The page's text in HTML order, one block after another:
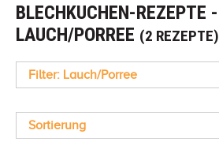
BLECHKUCHEN-REZEPTE -
LAUCH/PORREE (2 REZEPTE)
Filter: Lauch/Porree
Sortierung